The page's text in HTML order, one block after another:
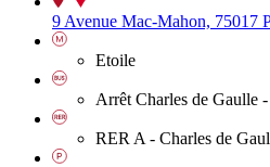
9 Avenue Mac-Mahon, 75017
Etoile
Arrêt Charles de Gaulle
RER A - Charles de